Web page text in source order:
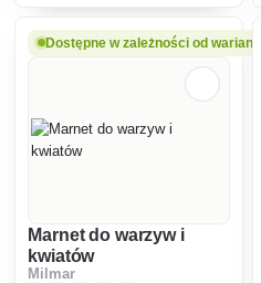
parowaniu z gleby.Gramatura
50g/m2.
Dostępne w zależności od wariantu
Marnet do warzyw i
kwiatów
Milmar